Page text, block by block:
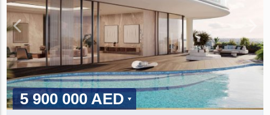
5 900 000 AED